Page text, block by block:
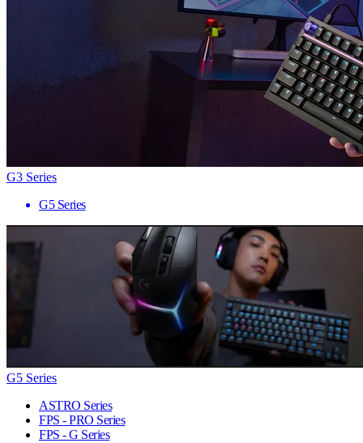
G3 Series
G5 Series
G5 Series
ASTRO Series
FPS - PRO Series
FPS - G Series